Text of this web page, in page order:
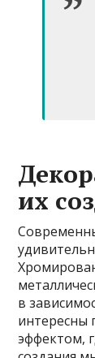
их
в
интересны
эффектом,